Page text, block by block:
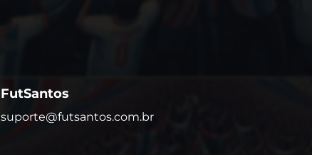
FutSantos
suporte@futsantos.com.br